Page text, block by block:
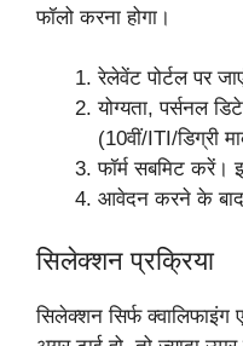
फॉलो करना होगा।
रेलेवेंट पोर्टल पर
योग्यता, पर्सनल
(10वीं/ITI/डिग्री
फॉर्म सबमिट करें।
आवेदन करने के
सिलेक्शन प्रक्रिया
सिलेक्शन सिर्फ क्वालिफाइंग